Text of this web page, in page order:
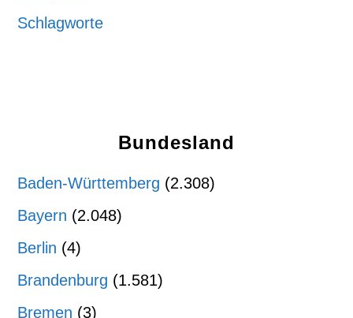
Schlagworte
Bundesland
Baden-Württemberg (2.308)
Bayern (2.048)
Berlin (4)
Brandenburg (1.581)
Bremen (3)